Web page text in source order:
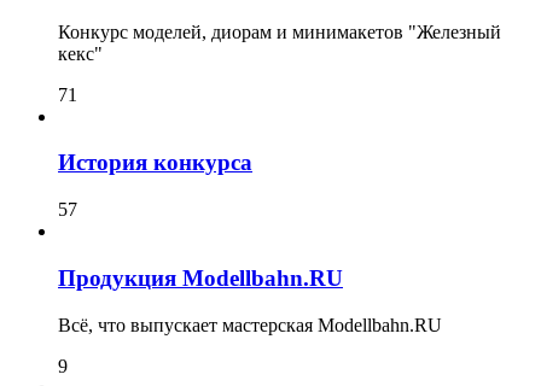
Конкурс моделей, диорам и минимакетов "Железный
кекс"
71
История конкурса
57
Продукция Modellbahn.RU
Всё, что выпускает мастерская Modellbahn.RU
9